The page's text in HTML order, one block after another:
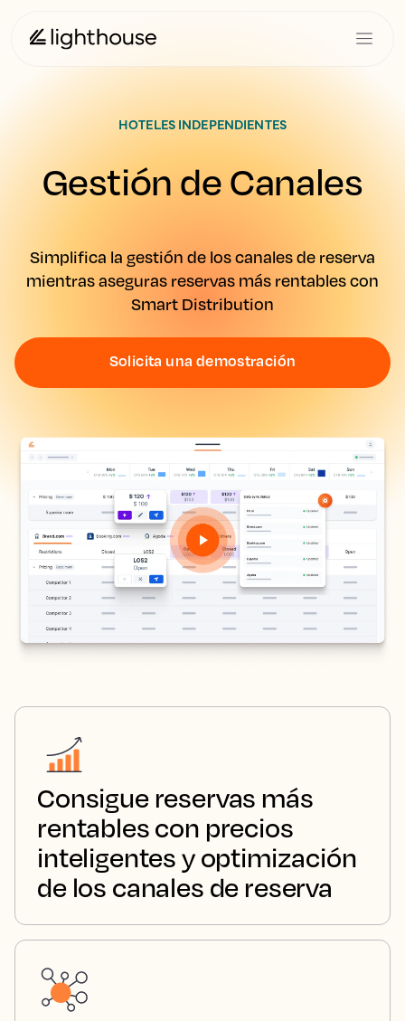
HOTELES INDEPENDIENTES
Gestión de Canales
Simplifica la gestión de los canales de reserva
mientras aseguras reservas más rentables con
Smart Distribution
Solicita una demostración
Consigue reservas más
rentables con precios
inteligentes y optimización
de los canales de reserva